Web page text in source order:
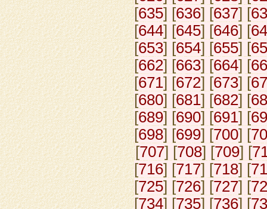
[635] [636] [637] [
[644] [645] [646] [
[653] [654] [655] [
[662] [663] [664] [
[671] [672] [673] [
[680] [681] [682] [
[689] [690] [691] [
[698] [699] [700] [
[707] [708] [709] [
[716] [717] [718] [
[725] [726] [727] [
[734] [735] [736] [